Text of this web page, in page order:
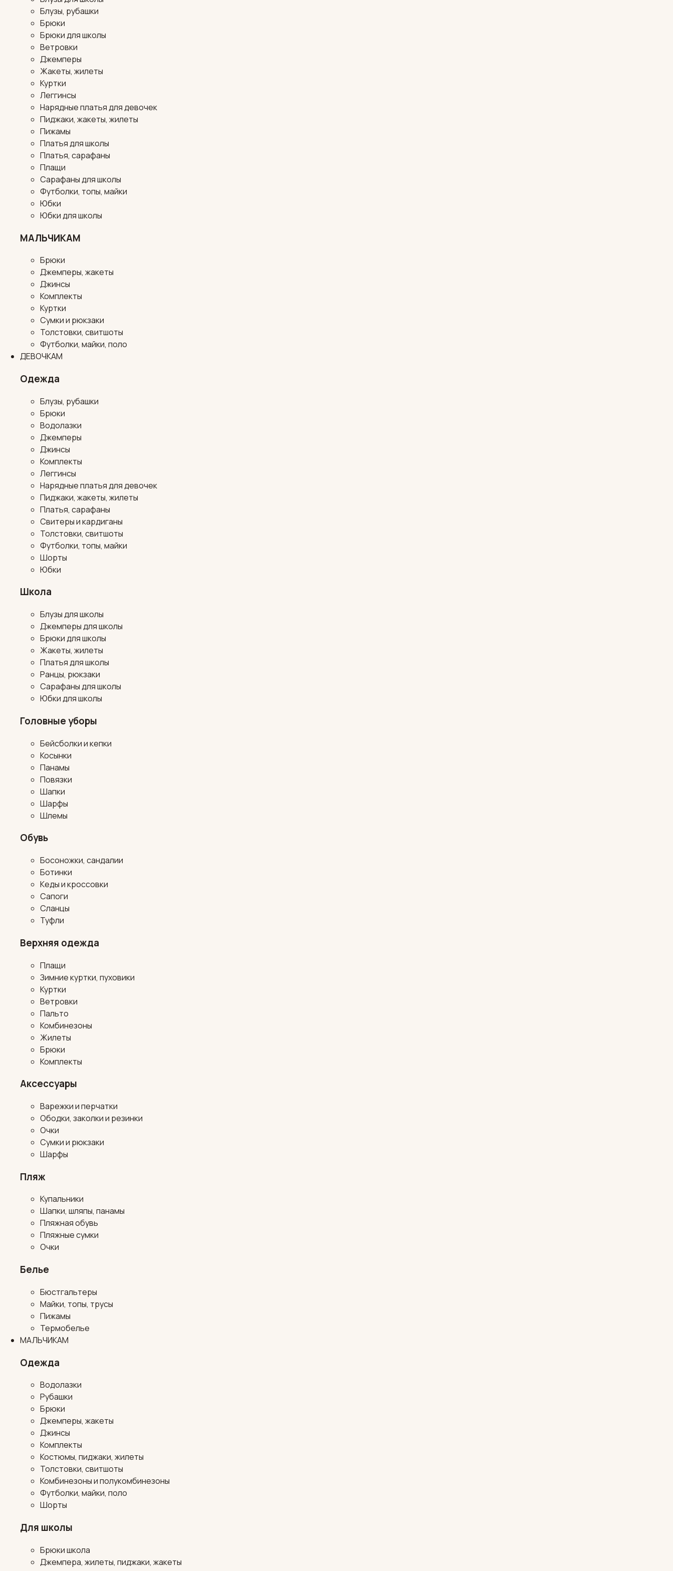
Блузы, рубашки
Брюки
Брюки для школы
Ветровки
Джемперы
Жакеты, жилеты
Куртки
Леггинсы
Нарядные платья для девочек
Пиджаки, жакеты, жилеты
Пижамы
Платья для школы
Платья, сарафаны
Плащи
Сарафаны для школы
Футболки, топы, майки
Юбки
Юбки для школы
МАЛЬЧИКАМ
Брюки
Джемперы, жакеты
Джинсы
Комплекты
Куртки
Сумки и рюкзаки
Толстовки, свитшоты
Футболки, майки, поло
ДЕВОЧКАМ
Одежда
Блузы, рубашки
Брюки
Водолазки
Джемперы
Джинсы
Комплекты
Леггинсы
Нарядные платья для девочек
Пиджаки, жакеты, жилеты
Платья, сарафаны
Свитеры и кардиганы
Толстовки, свитшоты
Футболки, топы, майки
Шорты
Юбки
Школа
Блузы для школы
Джемперы для школы
Брюки для школы
Жакеты, жилеты
Платья для школы
Ранцы, рюкзаки
Сарафаны для школы
Юбки для школы
Головные уборы
Бейсболки и кепки
Косынки
Панамы
Повязки
Шапки
Шарфы
Шлемы
Обувь
Босоножки, сандалии
Ботинки
Кеды и кроссовки
Сапоги
Сланцы
Туфли
Верхняя одежда
Плащи
Зимние куртки, пуховики
Куртки
Ветровки
Пальто
Комбинезоны
Жилеты
Брюки
Комплекты
Аксессуары
Варежки и перчатки
Ободки, заколки и резинки
Очки
Сумки и рюкзаки
Шарфы
Пляж
Купальники
Шапки, шляпы, панамы
Пляжная обувь
Пляжные сумки
Очки
Белье
Бюстгальтеры
Майки, топы, трусы
Пижамы
Термобелье
МАЛЬЧИКАМ
Одежда
Водолазки
Рубашки
Брюки
Джемперы, жакеты
Джинсы
Комплекты
Костюмы, пиджаки, жилеты
Толстовки, свитшоты
Комбинезоны и полукомбинезоны
Футболки, майки, поло
Шорты
Для школы
Брюки школа
Джемпера, жилеты, пиджаки, жакеты